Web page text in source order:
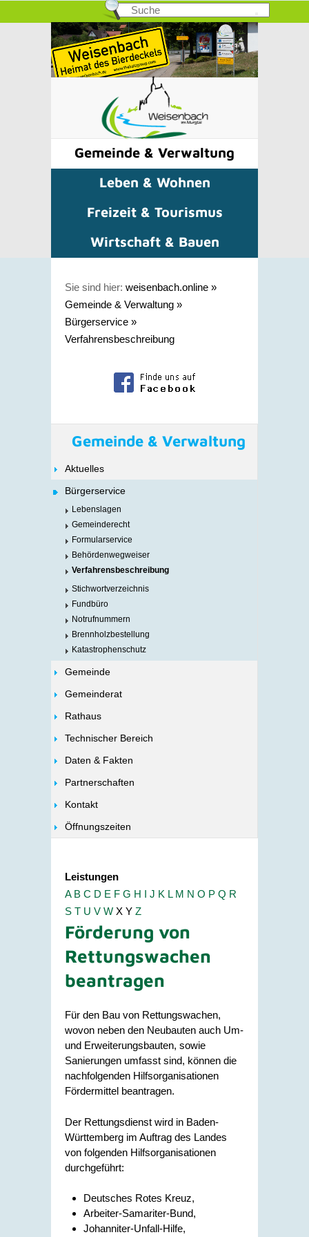
Gemeinde & Verwaltung
Leben & Wohnen
Freizeit & Tourismus
Wirtschaft & Bauen
Sie sind hier: weisenbach.online »
Gemeinde & Verwaltung »
Bürgerservice »
Verfahrensbeschreibung
Gemeinde & Verwaltung
Aktuelles
Bürgerservice
Lebenslagen
Gemeinderecht
Formularservice
Behördenwegweiser
Verfahrensbeschreibung
Stichwortverzeichnis
Fundbüro
Notrufnummern
Brennholzbestellung
Katastrophenschutz
Gemeinde
Gemeinderat
Rathaus
Technischer Bereich
Daten & Fakten
Partnerschaften
Kontakt
Öffnungszeiten
Leistungen
A B C D E F G H I J K L M N O P Q R
S T U V W X Y Z
Förderung von
Rettungswachen
beantragen
Für den Bau von Rettungswachen,
wovon neben den Neubauten auch Um-
und Erweiterungsbauten, sowie
Sanierungen umfasst sind, können die
nachfolgenden Hilfsorganisationen
Fördermittel beantragen.
Der Rettungsdienst wird in Baden-
Württemberg im Auftrag des Landes
von folgenden Hilfsorganisationen
durchgeführt:
Deutsches Rotes Kreuz,
Arbeiter-Samariter-Bund,
Johanniter-Unfall-Hilfe,